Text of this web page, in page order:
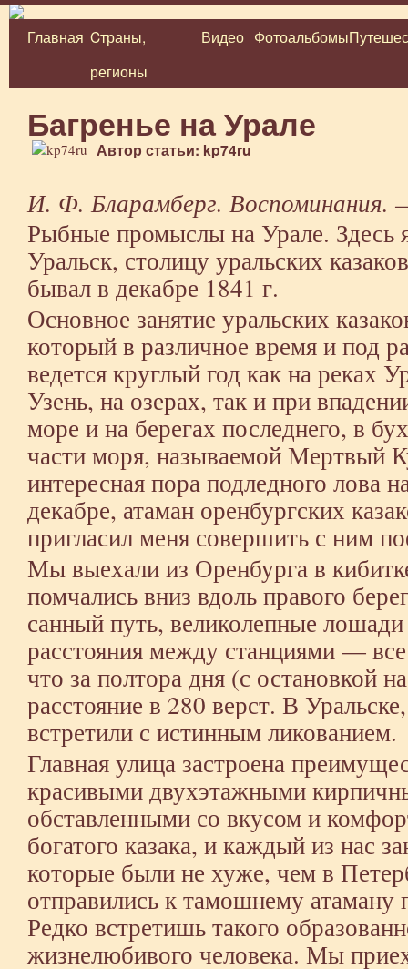
Перейти
Главная Cтраны,
регионы
Видео Фотоальбомы
Багренье на Урале
Автор статьи: kp74ru
И. Ф. Бларамберг. Воспоминания.
Рыбные промыслы на Урале. Здесь
Уральск, столицу уральских
бывал в декабре 1841 г.
Основное занятие уральских
который в различное время и под
ведется круглый год как на
Узень, на озерах, так и при
море и на берегах последнего, в
части моря, называемой Мертвый
интересная пора подледного лова
декабре, атаман оренбургских
пригласил меня совершить с ним
Мы выехали из Оренбурга в
помчались вниз вдоль правого
санный путь, великолепные
расстояния между станциями —
что за полтора дня (с остановкой
расстояние в 280 верст. В
встретили с истинным ликованием.
Главная улица застроена
красивыми двухэтажными
обставленными со вкусом и
богатого казака, и каждый из нас
которые были не хуже, чем в
отправились к тамошнему
Редко встретишь такого
жизнелюбивого человека. Мы